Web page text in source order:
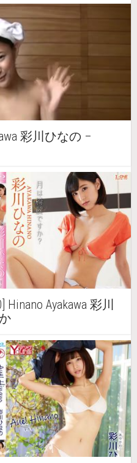
彩川ひなの –
Hinano Ayakawa 彩川